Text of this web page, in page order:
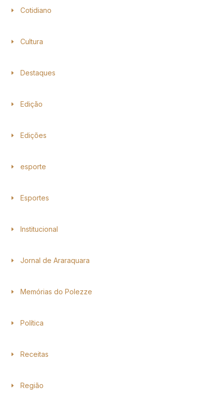
Cotidiano
Cultura
Destaques
Edição
Edições
esporte
Esportes
Institucional
Jornal de Araraquara
Memórias do Polezze
Política
Receitas
Região